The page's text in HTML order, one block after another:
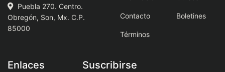
Puebla 270. Centro.
Obregón, Son, Mx. C.P.
85000
Contacto
Términos
Boletines
Enlaces Suscribirse